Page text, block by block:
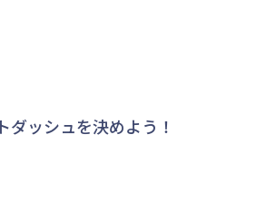
ッシュを決めよう！